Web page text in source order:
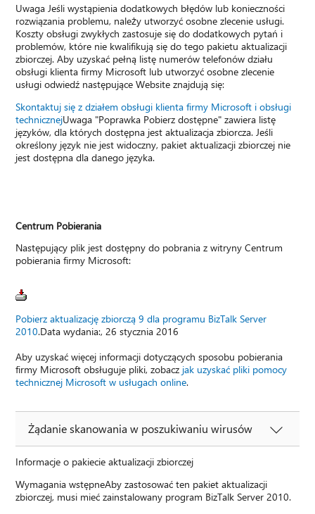
Uwaga Jeśli wystąpienia dodatkowych błędów lub konieczności
rozwiązania problemu, należy utworzyć osobne zlecenie usługi.
Koszty obsługi zwykłych zastosuje się do dodatkowych pytań i
problemów, które nie kwalifikują się do tego pakietu aktualizacji
zbiorczej. Aby uzyskać pełną listę numerów telefonów działu
obsługi klienta firmy Microsoft lub utworzyć osobne zlecenie
usługi odwiedź następujące Website znajdują się:
Skontaktuj się z działem obsługi klienta firmy Microsoft i obsługi
technicznejUwaga "Poprawka Pobierz dostępne" zawiera listę
języków, dla których dostępna jest aktualizacja zbiorcza. Jeśli
określony język nie jest widoczny, pakiet aktualizacji zbiorczej nie
jest dostępna dla danego języka.
Centrum Pobierania
Następujący plik jest dostępny do pobrania z witryny Centrum
pobierania firmy Microsoft:
Pobierz aktualizację zbiorczą 9 dla programu BizTalk Server
2010.Data wydania:, 26 stycznia 2016
Aby uzyskać więcej informacji dotyczących sposobu pobierania
firmy Microsoft obsługuje pliki, zobacz jak uzyskać pliki pomocy
technicznej Microsoft w usługach online.
Żądanie skanowania w poszukiwaniu wirusów
Informacje o pakiecie aktualizacji zbiorczej
Wymagania wstępneAby zastosować ten pakiet aktualizacji
zbiorczej, musi mieć zainstalowany program BizTalk Server 2010.